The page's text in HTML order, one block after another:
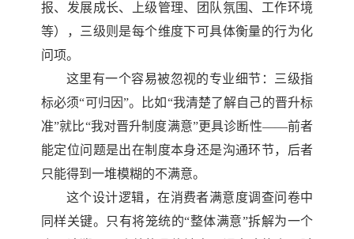
报、发展成长、上级管理、团队氛围、工作环境
等），三级则是每个维度下可具体衡量的行为化
问项。
这里有一个容易被忽视的专业细节：三级指
标必须“可归因”。比如“我清楚了解自己的晋升标
准”就比“我对晋升制度满意”更具诊断性——前者
能定位问题是出在制度本身还是沟通环节，后者
只能得到一堆模糊的不满意。
这个设计逻辑，在消费者满意度调查问卷中
同样关键。只有将笼统的“整体满意”拆解为一个